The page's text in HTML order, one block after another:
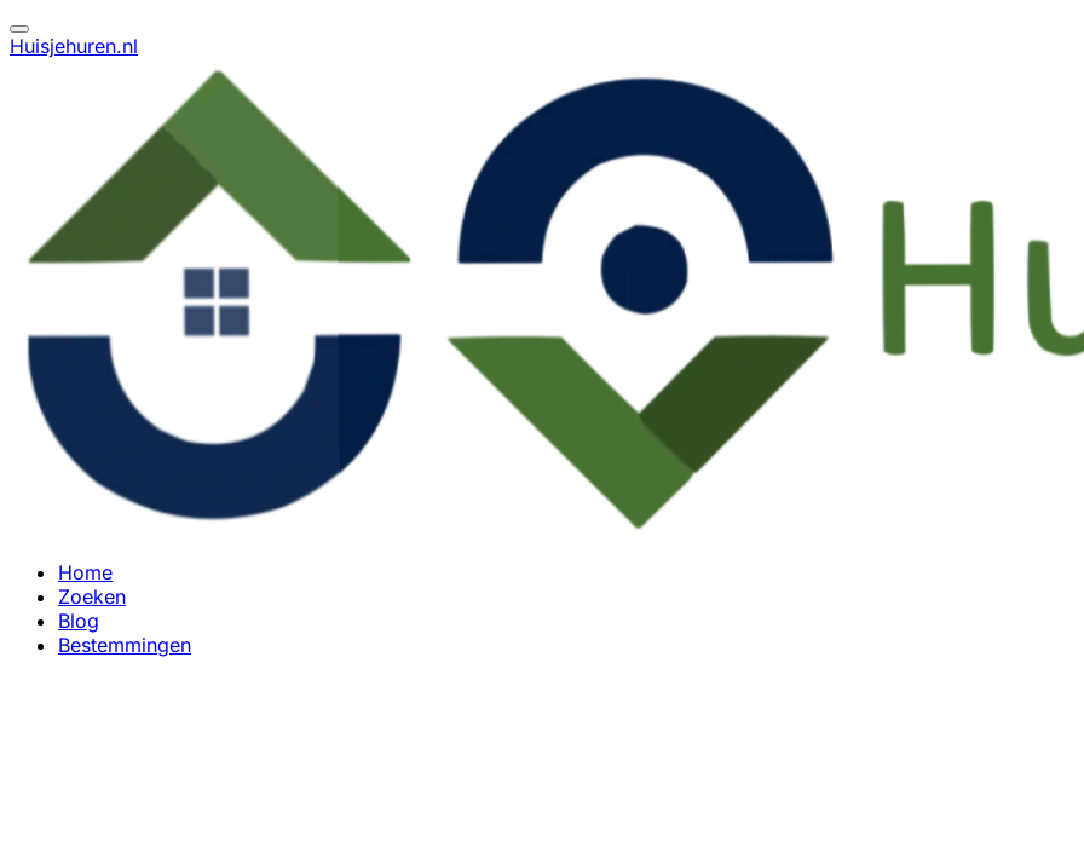
Huisjehuren.nl
Home
Zoeken
Blog
Bestemmingen